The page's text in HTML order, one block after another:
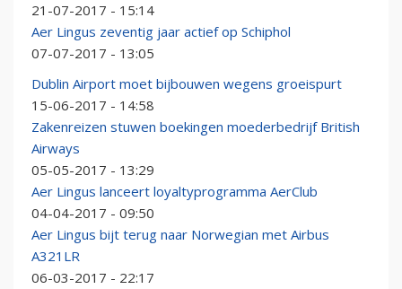
21-07-2017 - 15:14
Aer Lingus zeventig jaar actief op Schiphol
07-07-2017 - 13:05
Dublin Airport moet bijbouwen wegens groeispurt
15-06-2017 - 14:58
Zakenreizen stuwen boekingen moederbedrijf British
Airways
05-05-2017 - 13:29
Aer Lingus lanceert loyaltyprogramma AerClub
04-04-2017 - 09:50
Aer Lingus bijt terug naar Norwegian met Airbus
A321LR
06-03-2017 - 22:17